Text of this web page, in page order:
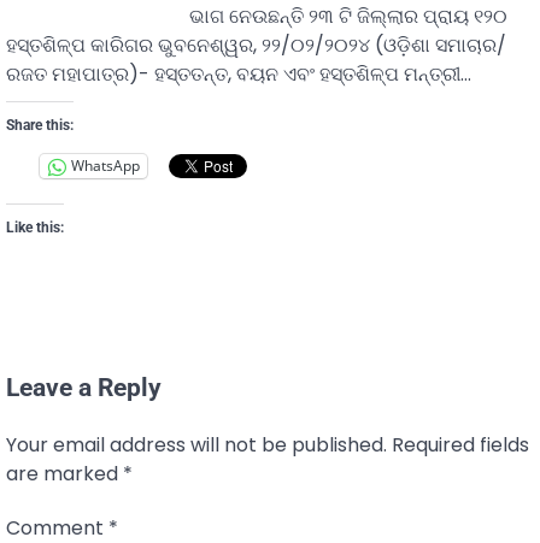
ଭାଗ ନେଉଛନ୍ତି ୨୩ ଟି ଜିଲ୍ଲାର ପ୍ରାୟ ୧୨୦
ହସ୍ତଶିଳ୍ପ କାରିଗର ଭୁବନେଶ୍ୱର, ୨୨/୦୨/୨୦୨୪ (ଓଡ଼ିଶା ସମାଚାର/
ରଜତ ମହାପାତ୍ର)- ହସ୍ତତନ୍ତ, ବୟନ ଏବଂ ହସ୍ତଶିଳ୍ପ ମନ୍ତ୍ରୀ…
Share this:
WhatsApp
Like this:
Leave a Reply
Your email address will not be published. Required fields
are marked *
Comment *